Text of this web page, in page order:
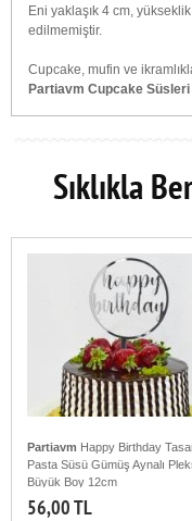
Eni yaklaşık 4 cm,
edilmemiştir.
Cupcake, mufin ve
Partiavm Cupcake Süsleri
Sıklıkla
Partiavm Happy Birthday
Pasta Süsü Gümüş Aynalı
Büyük Boy 12cm
56,00 TL